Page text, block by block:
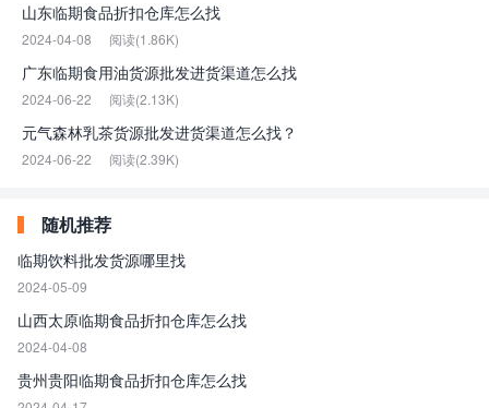
山东临期食品折扣仓库怎么找
2024-04-08 阅读(1.86K)
广东临期食用油货源批发进货渠道怎么找
2024-06-22 阅读(2.13K)
元气森林乳茶货源批发进货渠道怎么找？
2024-06-22 阅读(2.39K)
随机推荐
临期饮料批发货源哪里找
2024-05-09
山西太原临期食品折扣仓库怎么找
2024-04-08
贵州贵阳临期食品折扣仓库怎么找